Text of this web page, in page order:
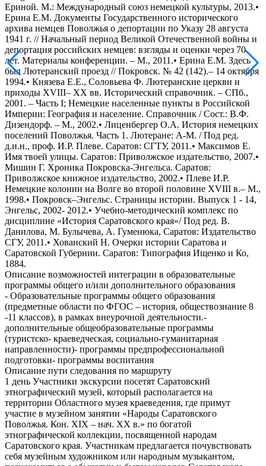
Ериной. М.: Международный союз немецкой культуры, 2013.•
Ерина Е.М. Документы Государственного исторического
архива немцев Поволжья о депортации по Указу 28 августа
1941 г. // Начальный период Великой Отечественной войны и
депортация российских немцев: взгляды и оценки через 70
лет. Материалы конференции. – М., 2011.• Ерина Е.М. Здесь
был Лютеранский проезд // Покровск. № 42 (142).– 14 октября
1994.• Князева Е.Е., Соловьева Ф. Лютеранские церкви и
приходы ХVIII– ХХ вв. Исторический справочник. – СПб.,
2001. – Часть I; Немецкие населенные пункты в Российской
Империи: География и население. Справочник / Сост.: В.Ф.
Дизендорф. – М., 2002.• Лиценбергер О.А. История немецких
поселений Поволжья. Часть 1. Лютеране: А-М. / Под ред.
д.и.н., проф. И.Р. Плеве. Саратов: СГТУ, 2011.• Максимов Е.
Имя твоей улицы. Саратов: Приволжское издательство, 2007.•
Мишин Г. Хроника Покровска-Энгельса. Саратов:
Приволжское книжное издательство, 2002.• Плеве И.Р.
Немецкие колонии на Волге во второй половине ХVIII в.– М.,
1998.• Покровск–Энгельс. Страницы истории. Выпуск 1 - 14,
Энгельс, 2002- 2012.• Учебно-методический комплекс по
дисциплине «История Саратовского края»/ Под ред. В.
Данилова, М. Булычева, А. Гуменюка, Саратов: Издательство
СГУ, 2011.• Хованский Н. Очерки истории Саратова и
Саратовской Губернии. Саратов: Типография Ищенко и Ко,
1884.
Описание возможностей интеграции в образовательные
программы общего и/или дополнительного образования
- Образовательные программы общего образования
(предметные области по ФГОС – история, обществознание 8
-11 классов), в рамках внеурочной деятельности.-
дополнительные общеобразовательные программы
(туристско- краеведческая, социально-гуманитарная
направленности)- программы предпрофессиональной
подготовки- программы воспитания
Описание пути следования по маршруту
1 день Участники экскурсии посетят Саратовский
этнографический музей, который располагается на
территории Областного музея краеведения, где примут
участие в музейном занятии «Народы Саратовского
Поволжья. Кон. XIX – нач. XX в.» по богатой
этнографической коллекции, посвященной народам
Саратовского края. Участникам предлагается почувствовать
себя музейным художником или народным музыкантом,